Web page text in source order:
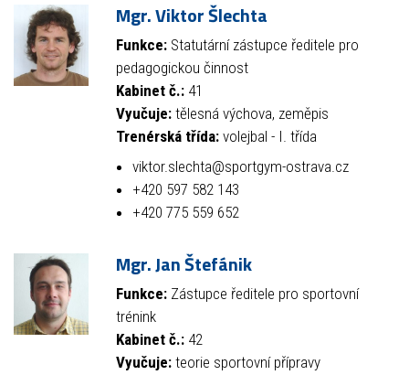
Mgr. Viktor Šlechta
Funkce: Statutární zástupce ředitele pro
pedagogickou činnost
Kabinet č.: 41
Vyučuje: tělesná výchova, zeměpis
Trenérská třída: volejbal - I. třída
viktor.slechta@sportgym-ostrava.cz
+420 597 582 143
+420 775 559 652
Mgr. Jan Štefánik
Funkce: Zástupce ředitele pro sportovní
trénink
Kabinet č.: 42
Vyučuje: teorie sportovní přípravy